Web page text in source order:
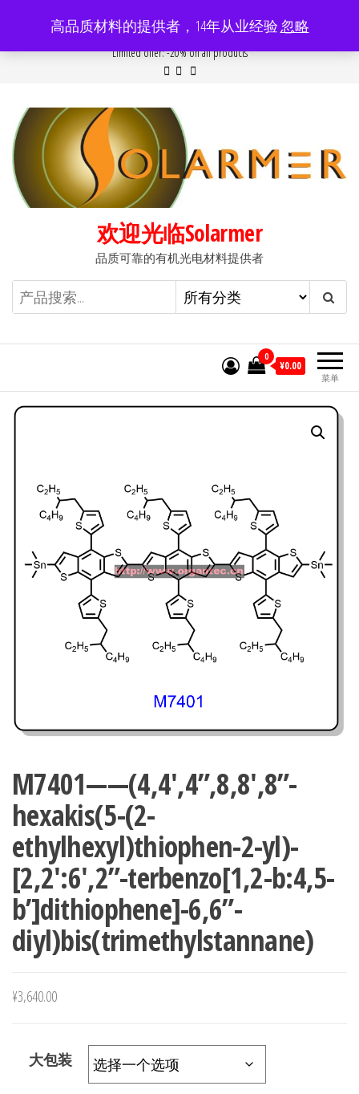
内
Popular searches:Women //Modern //New//Sale
Limited offer: -20% on all products
欢迎光临Solarmer
品质可靠的有机光电材料提供者
菜单
0
¥0.00
M7401——(4,4′,4”,8,8′,8”-
hexakis(5-(2-
ethylhexyl)thiophen-2-yl)-
[2,2′:6′,2”-terbenzo[1,2-b:4,5-
b’]dithiophene]-6,6”-
diyl)bis(trimethylstannane)
¥3,640.00
大包装
高品质材料的提供者，14年从业经验忽略